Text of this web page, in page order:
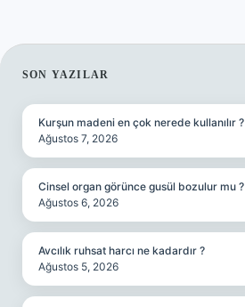
SIDEBAR
SON YAZILAR
Kurşun madeni en çok nerede kullanılır ?
Ağustos 7, 2026
Cinsel organ görünce gusül bozulur mu ?
Ağustos 6, 2026
Avcılık ruhsat harcı ne kadardır ?
Ağustos 5, 2026